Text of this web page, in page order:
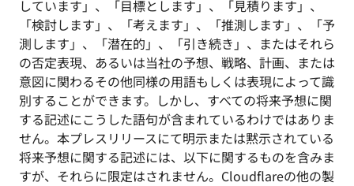
しています」、「目標とします」、「見積ります」、
「検討します」、「考えます」、「推測します」、「予
測します」、「潜在的」、「引き続き」、またはそれら
の否定表現、あるいは当社の予想、戦略、計画、または
意図に関わるその他同様の用語もしくは表現によって識
別することができます。しかし、すべての将来予想に関
する記述にこうした語句が含まれているわけではありま
せん。本プレスリリースにて明示または黙示されている
将来予想に関する記述には、以下に関するものを含みま
すが、それらに限定はされません。Cloudflareの他の製